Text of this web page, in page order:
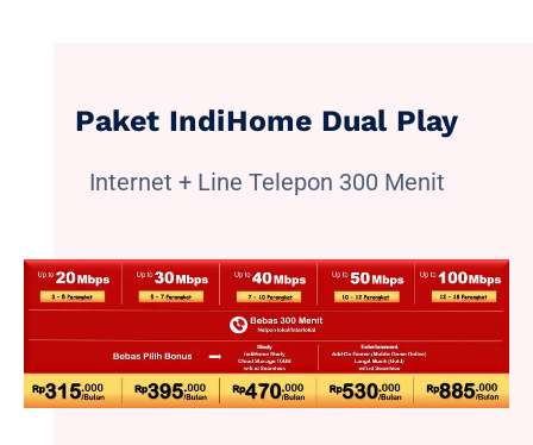
Paket IndiHome Dual Play
Internet + Line Telepon 300 Menit